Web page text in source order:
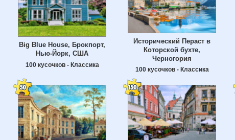
Big Blue House, Брокпорт,
Нью-Йорк, США
100 кусочков - Классика
Исторический Пераст в
Которской бухте,
Черногория
100 кусочков - Классика